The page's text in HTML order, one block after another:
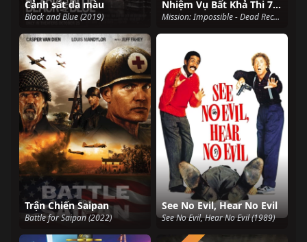
Cảnh sát da màu
Black and Blue (2019)
Nhiệm Vụ Bất Khả Thi 7 - Nghiệp Báo Phần 1
Mission: Impossible - Dead Reckoning Part One (2023)
Trận Chiến Saipan
Battle for Saipan (2022)
See No Evil, Hear No Evil
See No Evil, Hear No Evil (1989)